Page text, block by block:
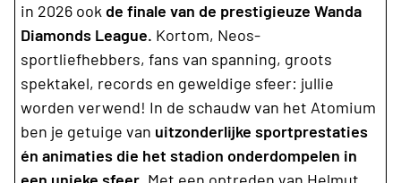
in 2026 ook de finale van de prestigieuze Wanda
Diamonds League. Kortom, Neos-
sportliefhebbers, fans van spanning, groots
spektakel, records en geweldige sfeer: jullie
worden verwend! In de schaudw van het Atomium
ben je getuige van uitzonderlijke sportprestaties
én animaties die het stadion onderdompelen in